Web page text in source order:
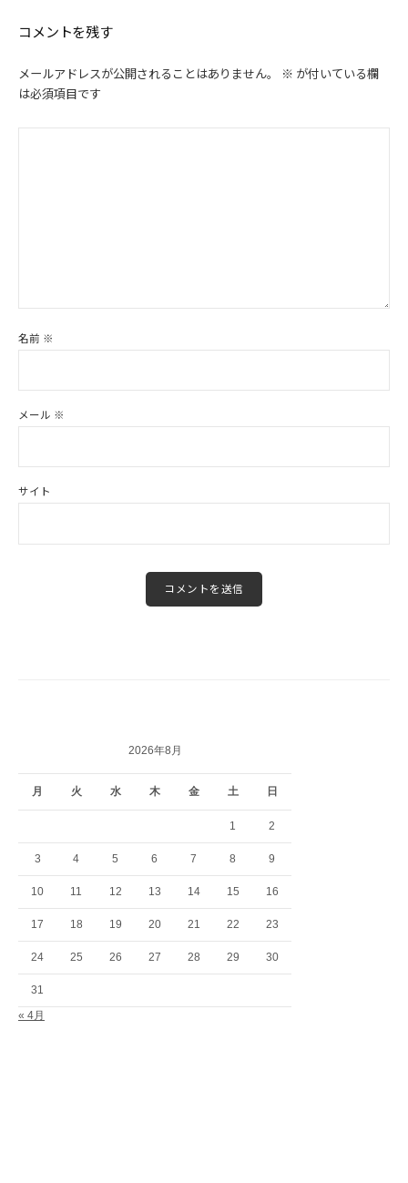
シ
ョ
ン
コメントを残す
メールアドレスが公開されることはありません。 ※ が付いている欄
は必須項目です
名前 ※
メール ※
サイト
2026年8月
月 火 水 木 金 土 日
1 2
3 4 5 6 7 8 9
10 11 12 13 14 15 16
17 18 19 20 21 22 23
24 25 26 27 28 29 30
31
« 4月